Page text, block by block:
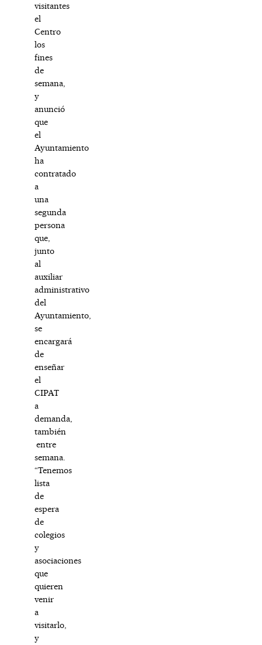
visitantes
el
Centro
los
fines
de
semana,
y
anunció
que
el
Ayuntamiento
ha
contratado
a
una
segunda
persona
que,
junto
al
auxiliar
administrativo
del
Ayuntamiento,
se
encargará
de
enseñar
el
CIPAT
a
demanda,
también
entre
semana.
“Tenemos
lista
de
espera
de
colegios
y
asociaciones
que
quieren
venir
a
visitarlo,
y